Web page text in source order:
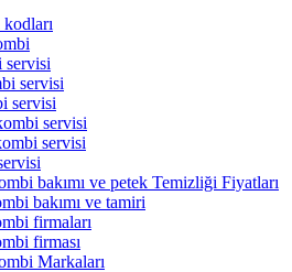
servisi
servisi
servisi
servisi
servisi
bakımı ve petek Temizliği Fiyatları
bakımı ve tamiri
firmaları
firması
Markaları